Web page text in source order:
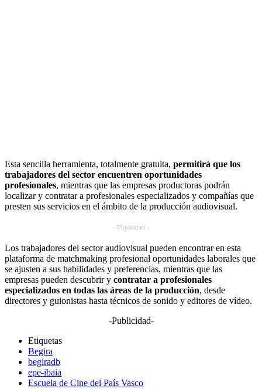
Esta sencilla herramienta, totalmente gratuita, permitirá que los
trabajadores del sector encuentren oportunidades
profesionales, mientras que las empresas productoras podrán
localizar y contratar a profesionales especializados y compañías que
presten sus servicios en el ámbito de la producción audiovisual.
- Publicidad -
Los trabajadores del sector audiovisual pueden encontrar en esta
plataforma de matchmaking profesional oportunidades laborales que
se ajusten a sus habilidades y preferencias, mientras que las
empresas pueden descubrir y contratar a profesionales
especializados en todas las áreas de la producción, desde
directores y guionistas hasta técnicos de sonido y editores de vídeo.
-Publicidad-
Etiquetas
Begira
begiradb
epe-ibaia
Escuela de Cine del País Vasco